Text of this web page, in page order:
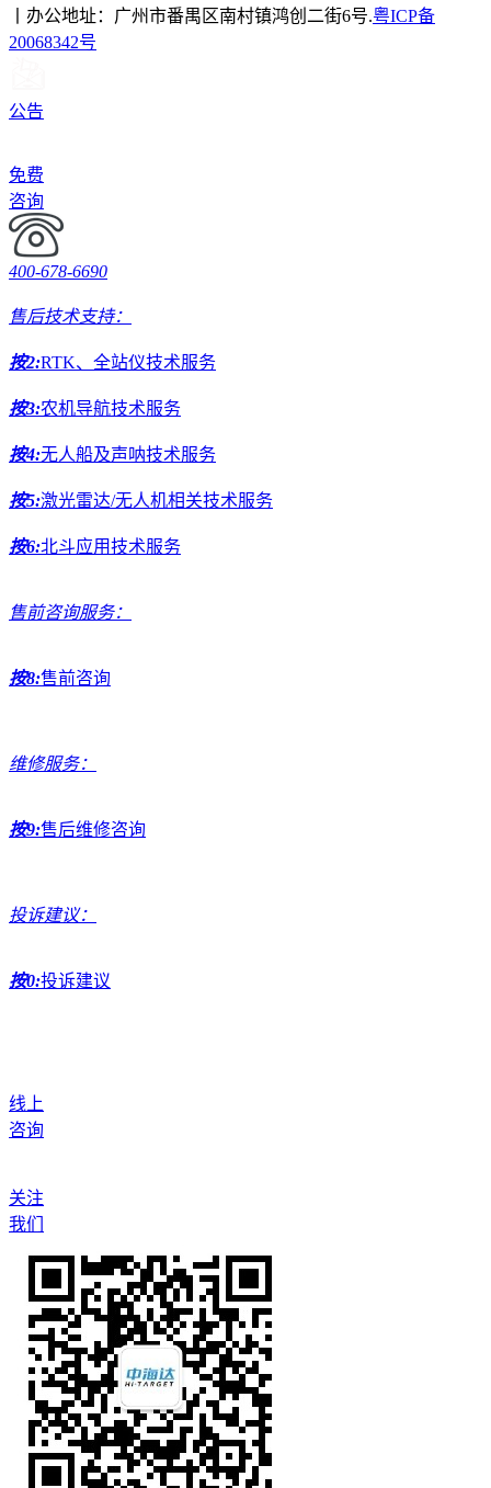
丨办公地址：广州市番禺区南村镇鸿创二街6号.粤ICP备
20068342号
公告
免费
咨询
400-678-6690
售后技术支持：
按2:RTK、全站仪技术服务
按3:农机导航技术服务
按4:无人船及声呐技术服务
按5:激光雷达/无人机相关技术服务
按6:北斗应用技术服务
售前咨询服务：
按8:售前咨询
维修服务：
按9:售后维修咨询
投诉建议：
按0:投诉建议
线上
咨询
关注
我们